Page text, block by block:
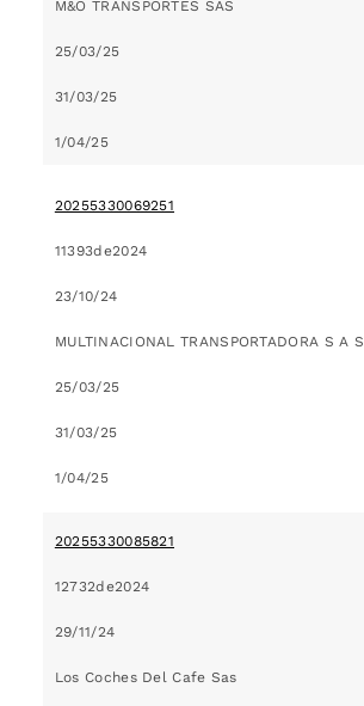
M&O TRANSPORTES SAS
25/03/25
31/03/25
1/04/25
20255330069251
11393de2024
23/10/24
MULTINACIONAL TRANSPORTADORA S A S
25/03/25
31/03/25
1/04/25
20255330085821
12732de2024
29/11/24
Los Coches Del Cafe Sas